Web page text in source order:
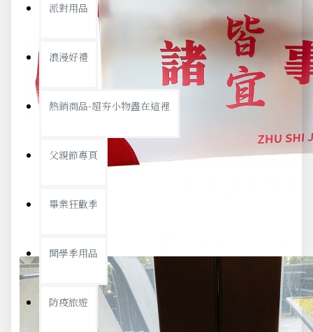
派對用品
浪漫好禮
熱銷商品-超夯小物盡在這裡
父親節專頁
畢業狂歡季
開學季用品
防疫旅遊